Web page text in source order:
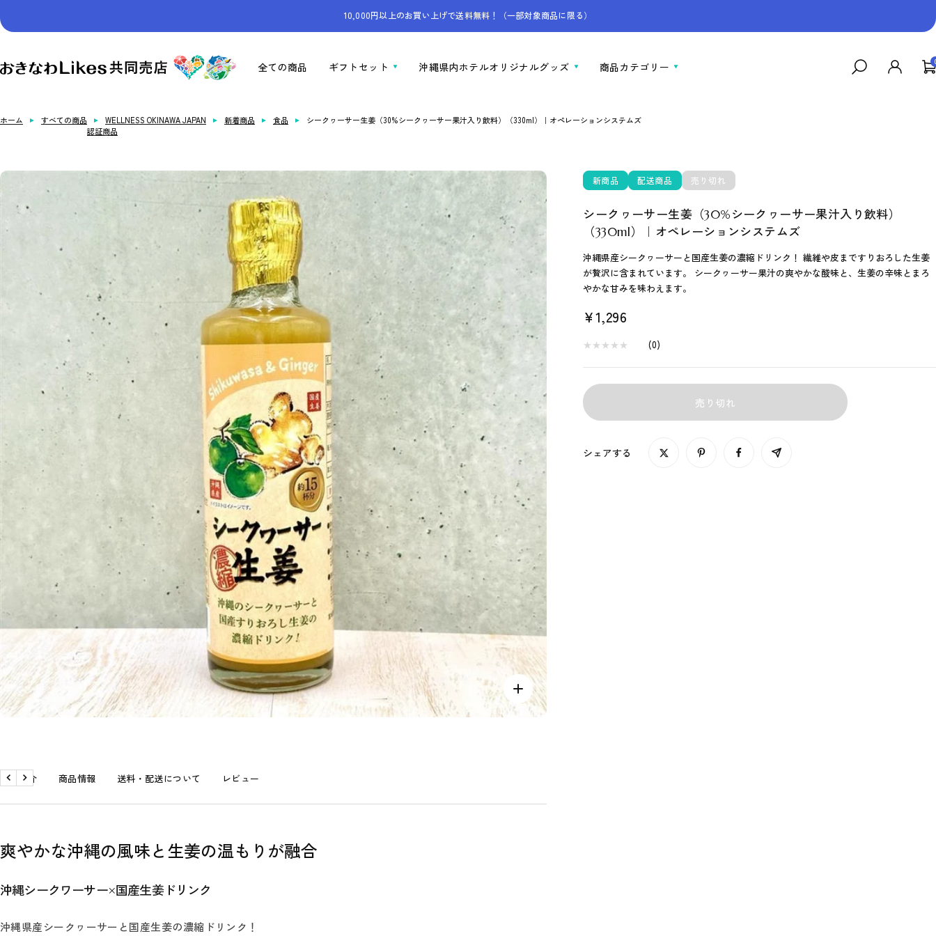
ン
ン
ツ
キ
10,000円以上のお買い上げで送料無料！（一部対象商品に限る）
全ての商品 ギフトセット 沖縄県内ホテルオリジナルグッズ 商品カテゴリー
お
き
Likes
売
店
ホーム すべての商品
WELLNESS OKINAWA JAPAN
認証商品
新着商品 食品 シークヮーサー生姜（30%シークヮーサー果汁入り飲料）（330ml）｜オペレーションシステムズ
ズ
新商品 配送商品 売り切れ
シークヮーサー生姜（30%シークヮーサー果汁入り飲料）
（330ml）｜オペレーションシステムズ
沖縄県産シークヮーサーと国産生姜の濃縮ドリンク！ 繊維や皮まですりおろした生姜
が贅沢に含まれています。 シークヮーサー果汁の爽やかな酸味と、生姜の辛味とまろ
やかな甘みを味わえます。
セ
ー
ル
価
格
¥1,296
★ ★ ★ ★ ★
★ ★ ★ ★ ★ (0)
売り切れ
シェアする
商品紹介 商品情報 送料・配送について レビュー
戻
る
次
へ
爽やかな沖縄の風味と生姜の温もりが融合
沖縄シークワーサー×国産生姜ドリンク
沖縄県産シークヮーサーと国産生姜の濃縮ドリンク！